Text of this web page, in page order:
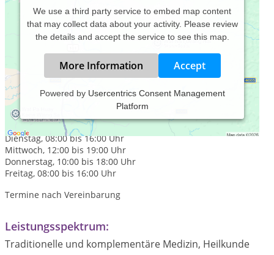
We use a third party service to embed map content
that may collect data about your activity. Please review
the details and accept the service to see this map.
More Information Accept
Powered by Usercentrics Consent Management
Platform
Praxiszeiten:
Montag, 12:00 bis 19:00 Uhr
Dienstag, 08:00 bis 16:00 Uhr
Mittwoch, 12:00 bis 19:00 Uhr
Donnerstag, 10:00 bis 18:00 Uhr
Freitag, 08:00 bis 16:00 Uhr
Termine nach Vereinbarung
Leistungsspektrum:
Traditionelle und komplementäre Medizin, Heilkunde